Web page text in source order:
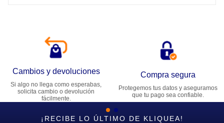
Cambios y devoluciones
Si algo no llega como esperabas,
solicita cambio o devolución
fácilmente.
Compra segura
Protegemos tus datos y aseguramos
que tu pago sea confiable.
¡RECIBE LO ÚLTIMO DE KLIQUEA!